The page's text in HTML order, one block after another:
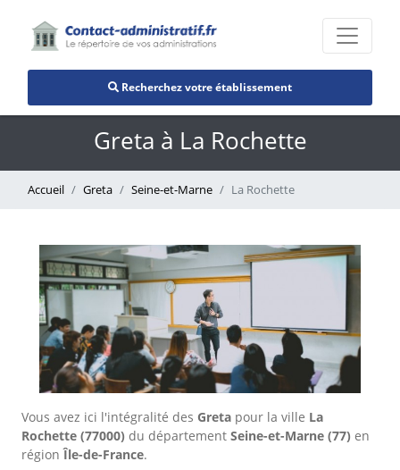
Recherchez votre établissement
Greta à La Rochette
Accueil Greta Seine-et-Marne La Rochette
Vous avez ici l'intégralité des Greta pour la ville La
Rochette (77000) du département Seine-et-Marne (77) en
région Île-de-France.